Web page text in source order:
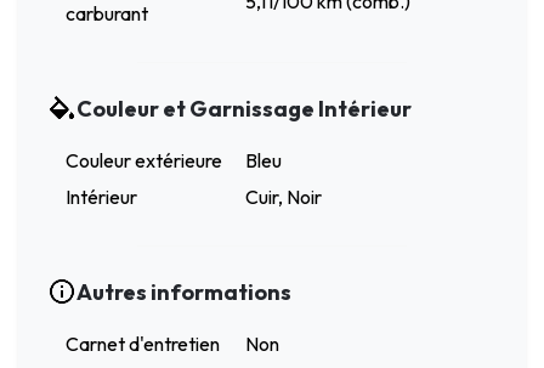
carburant
Couleur et Garnissage Intérieur
Couleur extérieure
Bleu
Intérieur
Cuir, Noir
Autres informations
Carnet d'entretien Non